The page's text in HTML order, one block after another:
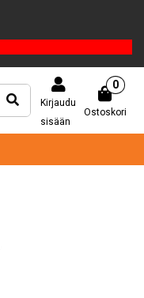
Kirjaudu
sisään
Ostoskori
0